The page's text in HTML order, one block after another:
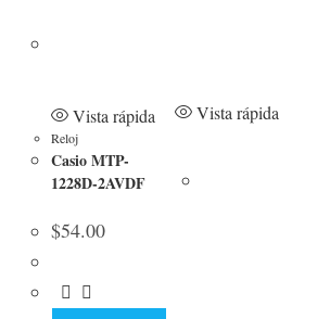
Vista rápida
Reloj
Casio MTP-
1228D-2AVDF
$54.00
Vista rápida